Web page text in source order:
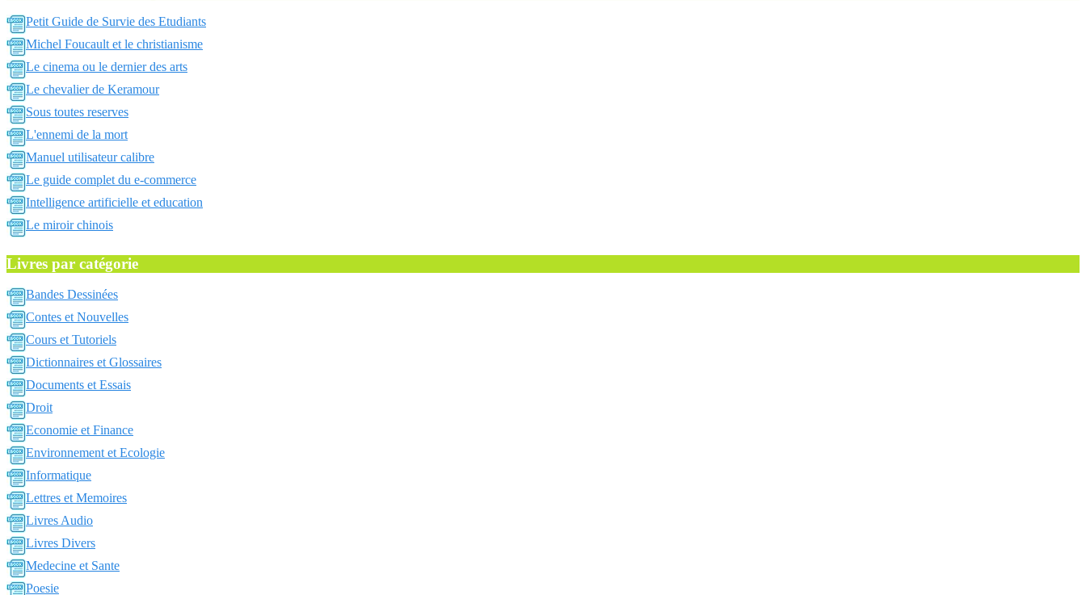
Petit Guide de Survie des Etudiants
Michel Foucault et le christianisme
Le cinema ou le dernier des arts
Le chevalier de Keramour
Sous toutes reserves
L'ennemi de la mort
Manuel utilisateur calibre
Le guide complet du e-commerce
Intelligence artificielle et education
Le miroir chinois
Livres par catégorie
Bandes Dessinées
Contes et Nouvelles
Cours et Tutoriels
Dictionnaires et Glossaires
Documents et Essais
Droit
Economie et Finance
Environnement et Ecologie
Informatique
Lettres et Memoires
Livres Audio
Livres Divers
Medecine et Sante
Poesie